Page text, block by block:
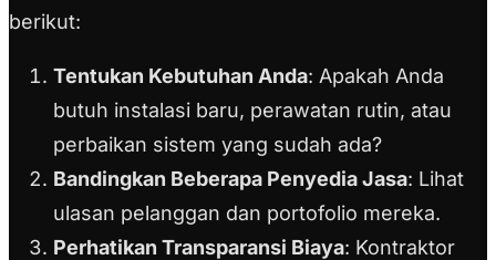
berikut:
Tentukan Kebutuhan Anda: Apakah Anda
butuh instalasi baru, perawatan rutin, atau
perbaikan sistem yang sudah ada?
Bandingkan Beberapa Penyedia Jasa: Lihat
ulasan pelanggan dan portofolio mereka.
Perhatikan Transparansi Biaya: Kontraktor